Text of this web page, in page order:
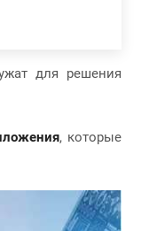
для решения
, которые